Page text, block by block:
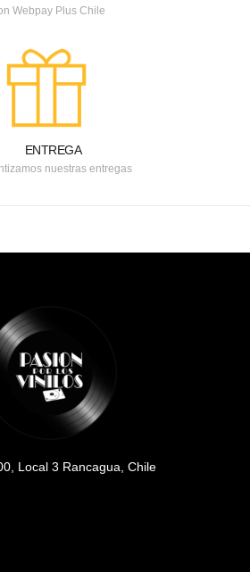
Webpay Plus Chile
ENTREGA
nuestras entregas
Local 3 Rancagua, Chile